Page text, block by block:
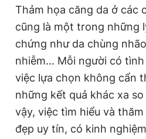
Thảm họa căng da ở các
cũng là một trong những
chứng như da chùng
nhiễm... Mỗi người có
việc lựa chọn không cẩn
những kết quả khác xa
vậy, việc tìm hiểu và
đẹp uy tín, có kinh